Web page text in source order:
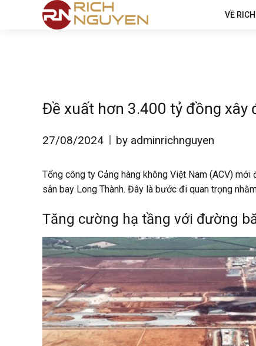
VỀ
Đề xuất hơn 3.400 tỷ đồng xây
27/08/2024 by adminrichnguyen
Tổng công ty Cảng hàng không Việt Nam (ACV)
sân bay Long Thành. Đây là bước đi quan trọng
Tăng cường hạ tầng với đường